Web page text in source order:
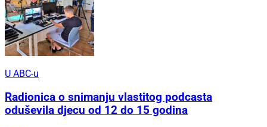
U ABC-u
Radionica o snimanju vlastitog podcasta
oduševila djecu od 12 do 15 godina